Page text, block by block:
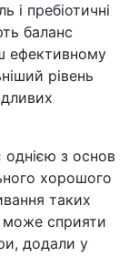
і пребіотичні
баланс
ефективному
рівень
з основ
хорошого
таких
може сприяти
додали у